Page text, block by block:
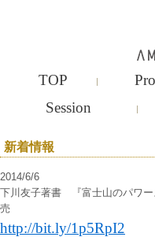
TOP
Session
新着情報
2014/6/6
下川友子著書 『富士山のパワー
売
http://bit.ly/1p5RpI2